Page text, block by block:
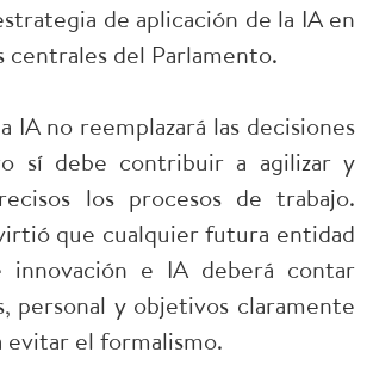
de aplicación de la IA en
centrales del Parlamento.
IA no reemplazará las decisiones
sí debe contribuir a agilizar y
los procesos de trabajo.
que cualquier futura entidad
innovación e IA deberá contar
personal y objetivos claramente
evitar el formalismo.